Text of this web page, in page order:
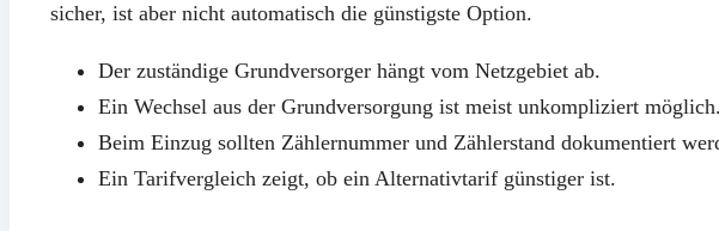
sicher, ist aber nicht automatisch die günstigste Option.
Der zuständige Grundversorger hängt vom Netzgebiet ab.
Ein Wechsel aus der Grundversorgung ist meist unkompliziert möglich.
Beim Einzug sollten Zählernummer und Zählerstand dokumentiert
Ein Tarifvergleich zeigt, ob ein Alternativtarif günstiger ist.